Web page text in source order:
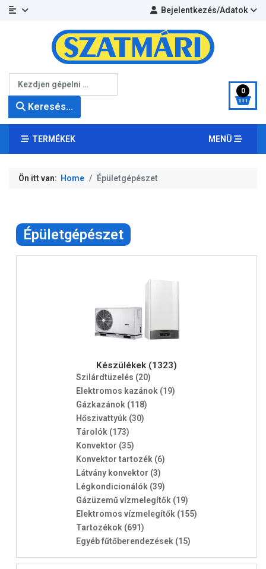
Bejelentkezés/Adatok
Keresés...
0
TERMÉKEK MENÜ
Ön itt van: Home Épületgépészet
Épületgépészet
Készülékek (1323)
Szilárdtüzelés (20)
Elektromos kazánok (19)
Gázkazánok (118)
Hőszivattyúk (30)
Tárolók (173)
Konvektor (35)
Konvektor tartozék (6)
Látvány konvektor (3)
Légkondicionálók (39)
Gázüzemű vízmelegítők (19)
Elektromos vízmelegítők (155)
Tartozékok (691)
Egyéb fűtőberendezések (15)